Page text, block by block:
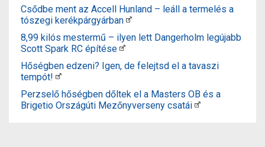
Csődbe ment az Accell Hunland – leáll a termelés a
tószegi kerékpárgyárban
8,99 kilós mestermű – ilyen lett Dangerholm legújabb
Scott Spark RC építése
Hőségben edzeni? Igen, de felejtsd el a tavaszi
tempót!
Perzselő hőségben dőltek el a Masters OB és a
Brigetio Országúti Mezőnyverseny csatái